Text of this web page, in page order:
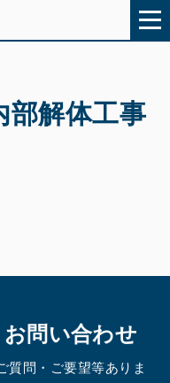
部解体工事
お問い合わせ
質問・ご要望等ありま